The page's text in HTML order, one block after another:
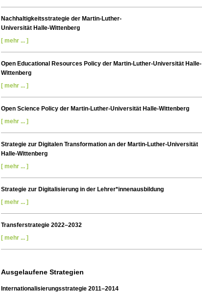
Nachhaltigkeitsstrategie der Martin-Luther-
Universität Halle-Wittenberg
[ mehr ... ]
Open Educational Resources Policy der Martin-Luther-Universität Halle-
Wittenberg
[ mehr ... ]
Open Science Policy der Martin-Luther-Universität Halle-Wittenberg
[ mehr ... ]
Strategie zur Digitalen Transformation an der Martin-Luther-Universität
Halle-Wittenberg
[ mehr ... ]
Strategie zur Digitalisierung in der Lehrer*innenausbildung
[ mehr ... ]
Transferstrategie 2022–2032
[ mehr ... ]
Ausgelaufene Strategien
Internationalisierungsstrategie 2011–2014